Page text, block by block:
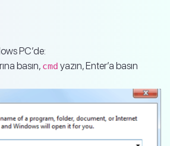
PC’de:
basın, cmd yazın, Enter’a basın